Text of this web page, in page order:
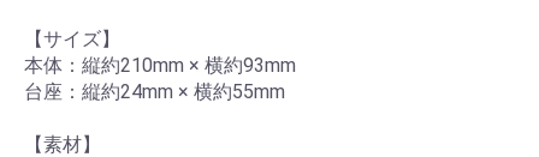
【サイズ】
本体：縦約210mm × 横約93mm
台座：縦約24mm × 横約55mm
【素材】